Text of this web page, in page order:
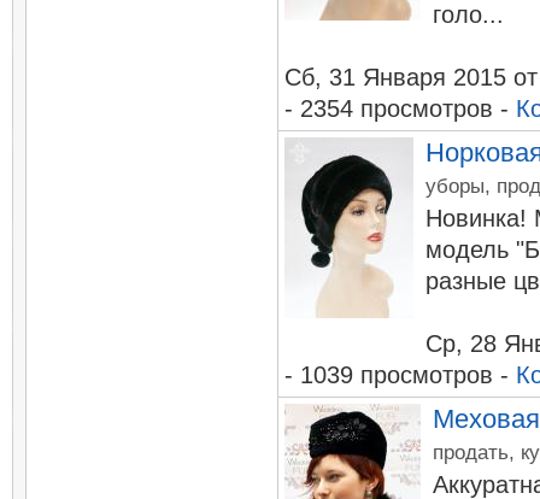
голо...
Сб, 31 Января 2015
- 2354 просмотров -
уборы,
Новинка!
модель
разные
Ср, 28
- 1039 просмотров -
продать,